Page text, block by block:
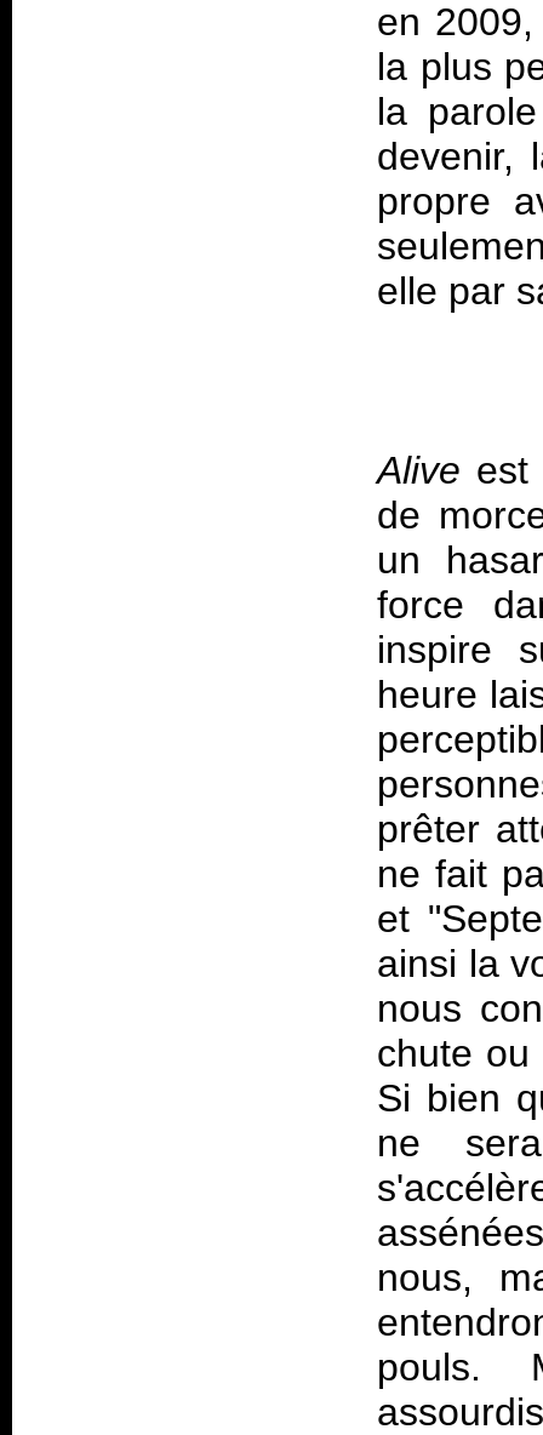
en
la plus
la
devenir,
propre
elle par
Alive est
de
un
force
inspire
heure
prêter
ne fait
et
ainsi la
nous
chute ou
Si bien
ne
nous,
pouls.